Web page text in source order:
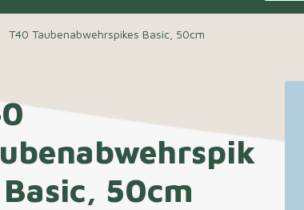
T40 Taubenabwehrspikes Basic, 50cm
Basic, 50cm